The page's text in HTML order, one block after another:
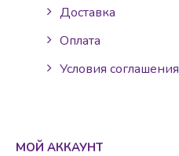
Доставка
Оплата
Условия соглашения
МОЙ АККАУНТ